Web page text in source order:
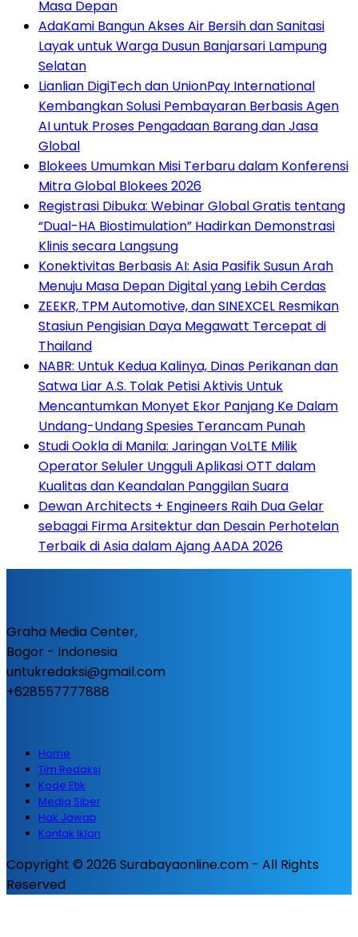
Masa Depan
AdaKami Bangun Akses Air Bersih dan Sanitasi
Layak untuk Warga Dusun Banjarsari Lampung
Selatan
Lianlian DigiTech dan UnionPay International
Kembangkan Solusi Pembayaran Berbasis Agen
AI untuk Proses Pengadaan Barang dan Jasa
Global
Blokees Umumkan Misi Terbaru dalam Konferensi
Mitra Global Blokees 2026
Registrasi Dibuka: Webinar Global Gratis tentang
“Dual-HA Biostimulation” Hadirkan Demonstrasi
Klinis secara Langsung
Konektivitas Berbasis AI: Asia Pasifik Susun Arah
Menuju Masa Depan Digital yang Lebih Cerdas
ZEEKR, TPM Automotive, dan SINEXCEL Resmikan
Stasiun Pengisian Daya Megawatt Tercepat di
Thailand
NABR: Untuk Kedua Kalinya, Dinas Perikanan dan
Satwa Liar A.S. Tolak Petisi Aktivis Untuk
Mencantumkan Monyet Ekor Panjang Ke Dalam
Undang-Undang Spesies Terancam Punah
Studi Ookla di Manila: Jaringan VoLTE Milik
Operator Seluler Ungguli Aplikasi OTT dalam
Kualitas dan Keandalan Panggilan Suara
Dewan Architects + Engineers Raih Dua Gelar
sebagai Firma Arsitektur dan Desain Perhotelan
Terbaik di Asia dalam Ajang AADA 2026
Graha Media Center,
Bogor - Indonesia
untukredaksi@gmail.com
+628557777888
Home
Tim Redaksi
Kode Etik
Media Siber
Hak Jawab
Kontak Iklan
Copyright © 2026 Surabayaonline.com - All Rights
Reserved